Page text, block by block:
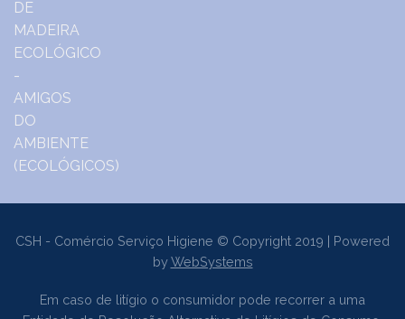
CSH - Comércio Serviço Higiene © Copyright 2019 | Powered
byWebSystems
Em caso de litígio o consumidor pode recorrer a uma